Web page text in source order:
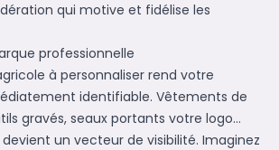
qui motive et fidélise les
professionnelle
à personnaliser rend votre
identifiable. Vêtements de
gravés, seaux portants votre logo…
un vecteur de visibilité. Imaginez